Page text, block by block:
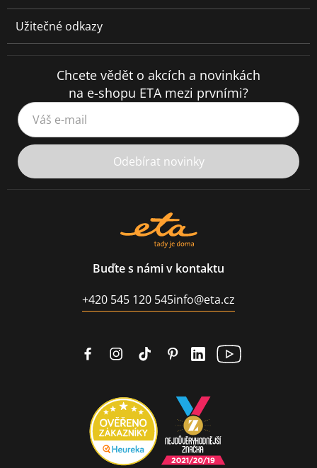
Užitečné odkazy
Chcete vědět o akcích a novinkách
na e-shopu ETA mezi prvními?
Váš e-mail
Odebírat novinky
Buďte s námi v kontaktu
+420 545 120 545info@eta.cz